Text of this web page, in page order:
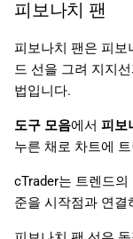
피보나치 팬
피보나치 팬은 피보
드 선을 그려 지지
법입니다.
도구 모음에서 피보
누른 채로 차트에
cTrader는 트렌드
준을 시작점과 연결